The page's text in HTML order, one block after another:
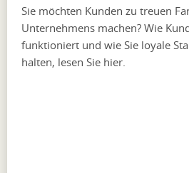
Sie möchten Kunden zu treuen
Unternehmens machen? Wie
funktioniert und wie Sie loyale
halten, lesen Sie hier.